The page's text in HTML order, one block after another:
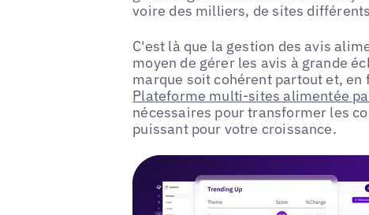
voire des milliers, de sites
C'est là que la gestion des avis
moyen de gérer les avis à grande
marque soit cohérent partout et,
Plateforme multi-sites alimentée
nécessaires pour transformer les
puissant pour votre croissance.